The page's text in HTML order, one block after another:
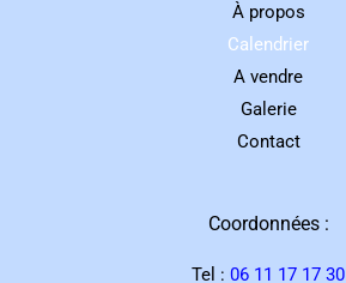
À propos
Calendrier
A vendre
Galerie
Contact
Coordonnées :
Tel : 06 11 17 17 30